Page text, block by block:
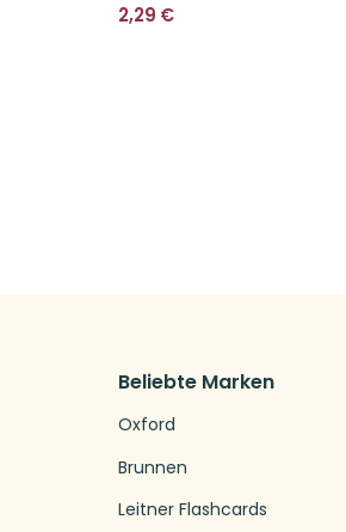
2,29 €
Beliebte Marken
Oxford
Brunnen
Leitner Flashcards